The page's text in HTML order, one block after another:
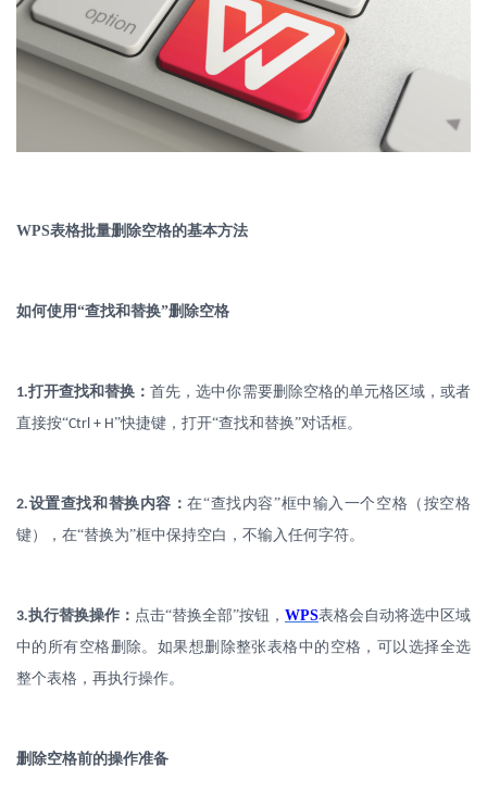
WPS表格批量删除空格的基本方法
如何使用“查找和替换”删除空格
1.打开查找和替换：首先，选中你需要删除空格的单元格区域，或者
直接按“Ctrl + H”快捷键，打开“查找和替换”对话框。
2.设置查找和替换内容：在“查找内容”框中输入一个空格（按空格
键），在“替换为”框中保持空白，不输入任何字符。
3.执行替换操作： 点击“替换全部”按钮， WPS表格会自动将选中区域
中的所有空格删除。如果想删除整张表格中的空格，可以选择全选
整个表格，再执行操作。
删除空格前的操作准备